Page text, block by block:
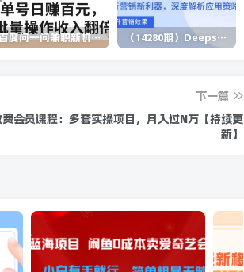
百度问一问兼职新机遇，单号日赚百元，批量操作收入翻倍 （14280期）Deepseek+多维表格，银行营销新利器，深度解析应用策略，提升营销效果
下一篇
费会员课程：多套实操项目，月入过N万【持续更
新】